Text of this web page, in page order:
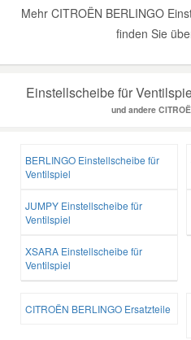
Mehr CITROËN BERLINGO
finden Sie
Einstellscheibe für
und andere
BERLINGO Einstellscheibe für
Ventilspiel
JUMPY Einstellscheibe für
Ventilspiel
XSARA Einstellscheibe für
Ventilspiel
CITROËN BERLINGO Ersatzteile